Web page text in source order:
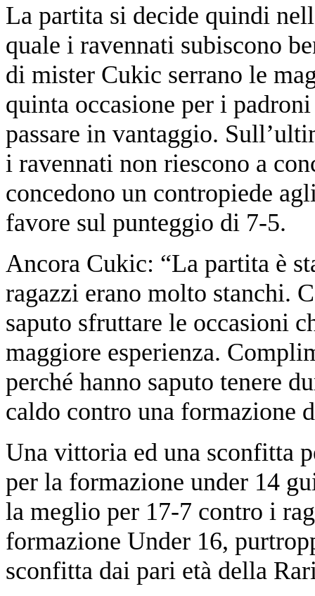
La partita si decide quindi
quale i ravennati subiscono
di mister Cukic serrano le
quinta occasione per i
passare in vantaggio.
i ravennati non riescono a
concedono un contropiede
favore sul punteggio di 7-5.
Ancora Cukic: “La partita è
ragazzi erano molto stanchi.
saputo sfruttare le occasioni
maggiore esperienza.
perché hanno saputo tenere
caldo contro una formazione
Una vittoria ed una sconfitta
per la formazione under 14
la meglio per 17-7 contro i
formazione Under 16,
sconfitta dai pari età della